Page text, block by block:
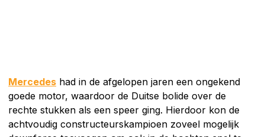
Mercedes had in de afgelopen jaren een ongekend
goede motor, waardoor de Duitse bolide over de
rechte stukken als een speer ging. Hierdoor kon de
achtvoudig constructeurskampioen zoveel mogelijk